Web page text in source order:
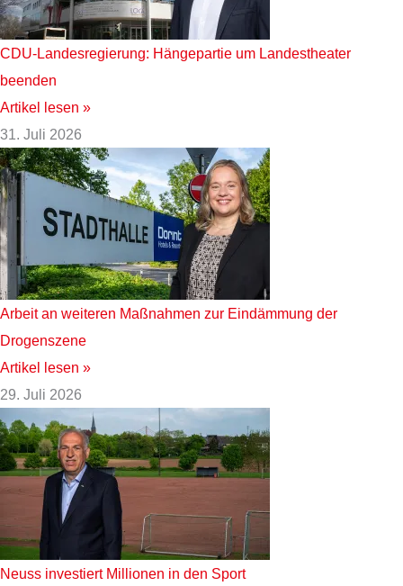
CDU-Landesregierung: Hängepartie um Landestheater
beenden
Artikel lesen »
31. Juli 2026
Arbeit an weiteren Maßnahmen zur Eindämmung der
Drogenszene
Artikel lesen »
29. Juli 2026
Neuss investiert Millionen in den Sport